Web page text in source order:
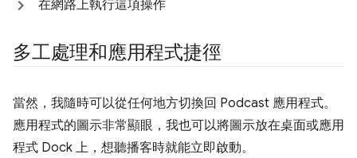
在網路上執行這項操作
多工處理和應用程式捷徑
當然，我隨時可以從任何地方切換回 Podcast 應用程式。
應用程式的圖示非常顯眼，我也可以將圖示放在桌面或應用
程式 Dock 上，想聽播客時就能立即啟動。